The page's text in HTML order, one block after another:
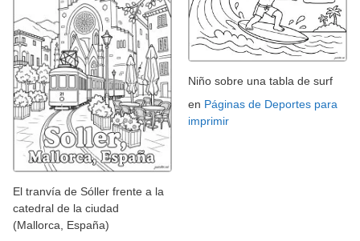
El tranvía de Sóller frente a la
catedral de la ciudad
(Mallorca, España)
Niño sobre una tabla de surf
en Páginas de Deportes para
imprimir